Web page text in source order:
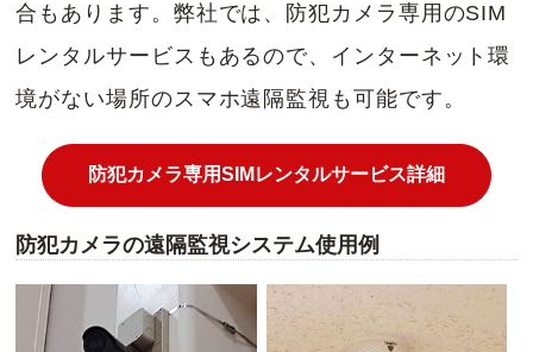
合もあります。弊社では、防犯カメラ専用のSIM
レンタルサービスもあるので、インターネット環
境がない場所のスマホ遠隔監視も可能です。
防犯カメラ専用SIMレンタルサービス詳細
防犯カメラの遠隔監視システム使用例